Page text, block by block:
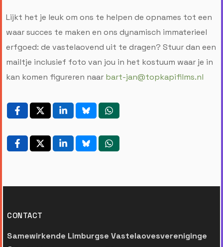
Lijkt het je leuk om ons te helpen de opnames tot een
waar succes te maken en ons dynamisch immaterieel
erfgoed: de vastelaovend uit te dragen? Stuur dan een
mailtje inclusief foto van jou in het kostuum waar je in
kan komen figureren naar bart-jan@topkapifilms.nl
CONTACT
Samewirkende Limburgse Vastelaovesvereniginge